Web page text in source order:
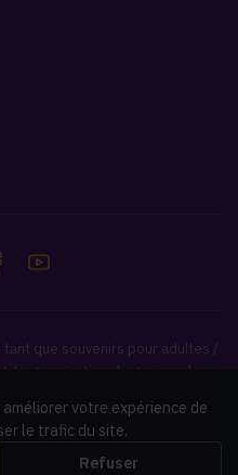
que souvenirs pour adultes /
La germination de graines de
les lois de votre pays.
votre expérience de
le trafic du site.
Refuser